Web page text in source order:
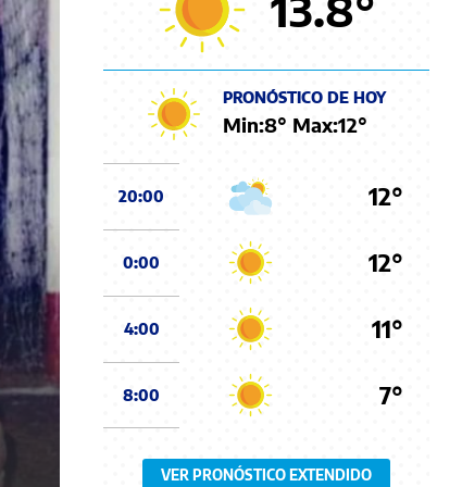
PRONÓSTICO DE HOY
Min:8° Max:12°
20:00 12°
0:00 12°
4:00 11°
8:00 7°
VER PRONÓSTICO EXTENDIDO